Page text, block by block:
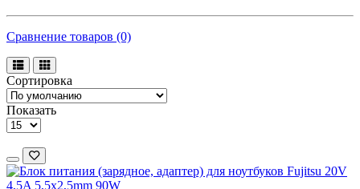
Сравнение товаров (0)
Сортировка
Показать